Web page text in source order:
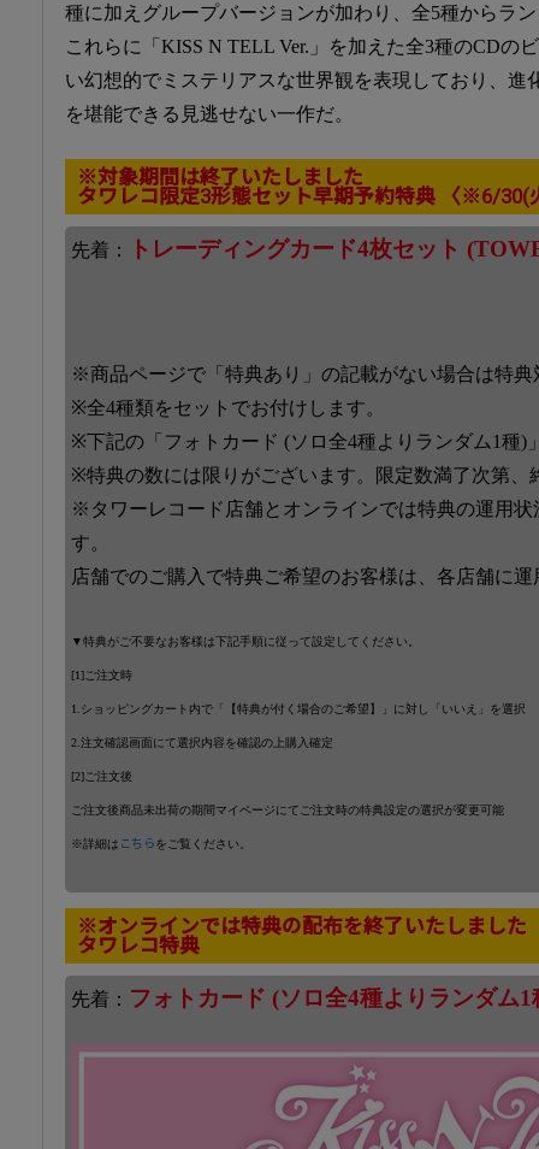
種に加えグループバージョンが加わり、全5種からラ
これらに「KISS N TELL Ver.」を加えた全3種のCDの
い幻想的でミステリアスな世界観を表現しており、進
を堪能できる見逃せない一作だ。
※対象期間は終了いたしました
タワレコ限定3形態セット早期予約特典 〈※6/30(
先着： トレーディングカード4枚セット
※商品ページで「特典あり」の記載がない場合は特典
※全4種類をセットでお付けします。
※下記の「フォトカード (ソロ全4種よりランダム1種)
※特典の数には限りがございます。限定数満了次第、
※タワーレコード店舗とオンラインでは特典の運用
す。
店舗でのご購入で特典ご希望のお客様は、各店舗に
▼特典がご不要なお客様は下記手順に従って設定してください。
[1]ご注文時
1.ショッピングカート内で「【特典が付く場合のご希望】」に対し「いいえ」を選択
2.注文確認画面にて選択内容を確認の上購入確定
[2]ご注文後
ご注文後商品未出荷の期間マイページにてご注文時の特典設定の選択が変更可能
※詳細は こちらをご覧ください。
※オンラインでは特典の配布を終了いたしました
タワレコ特典
先着： フォトカード (ソロ全4種よりランダム1